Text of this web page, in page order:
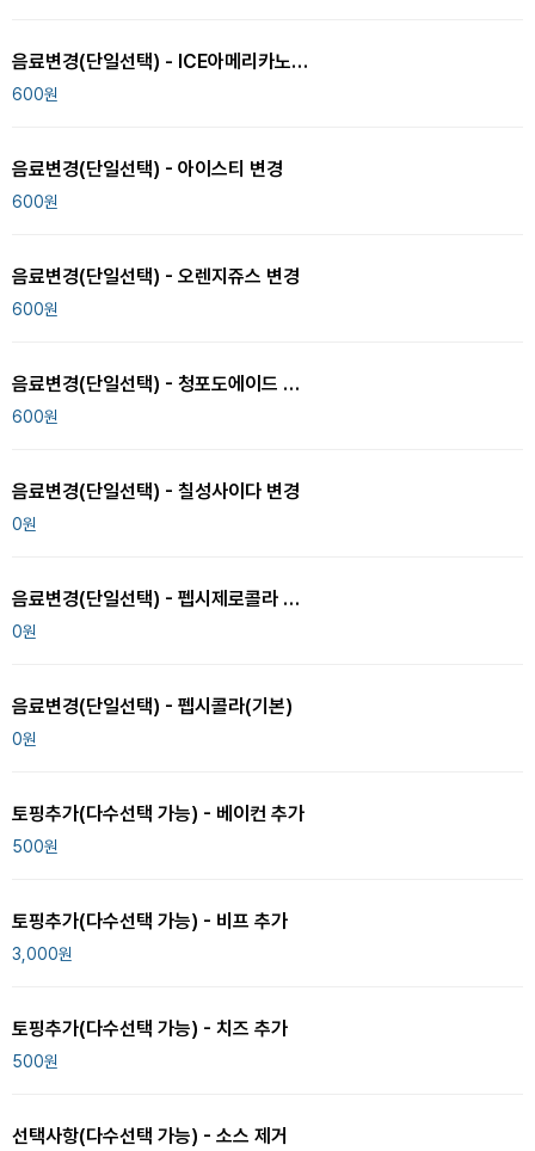
음료변경(단일선택) - ICE아메리카노 변경
600원
음료변경(단일선택) - 아이스티 변경
600원
음료변경(단일선택) - 오렌지쥬스 변경
600원
음료변경(단일선택) - 청포도에이드 변경
600원
음료변경(단일선택) - 칠성사이다 변경
0원
음료변경(단일선택) - 펩시제로콜라 변경
0원
음료변경(단일선택) - 펩시콜라(기본)
0원
토핑추가(다수선택 가능) - 베이컨 추가
500원
토핑추가(다수선택 가능) - 비프 추가
3,000원
토핑추가(다수선택 가능) - 치즈 추가
500원
선택사항(다수선택 가능) - 소스 제거